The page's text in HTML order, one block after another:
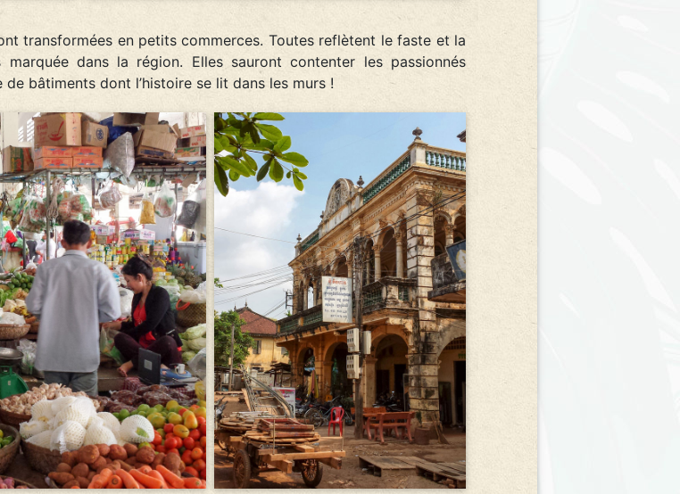
transformées en petits commerces. Toutes reflètent le faste et la
marquée dans la région. Elles sauront contenter les passionnés
bâtiments dont l’histoire se lit dans les murs !